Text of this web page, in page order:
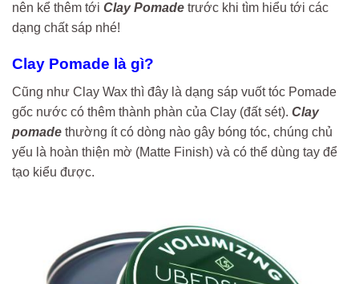
nên kể thêm tới Clay Pomade trước khi tìm hiểu tới các
dạng chất sáp nhé!
Clay Pomade là gì?
Cũng như Clay Wax thì đây là dạng sáp vuốt tóc Pomade
gốc nước có thêm thành phàn của Clay (đất sét). Clay
pomade thường ít có dòng nào gây bóng tóc, chúng chủ
yếu là hoàn thiện mờ (Matte Finish) và có thể dùng tay để
tạo kiểu được.